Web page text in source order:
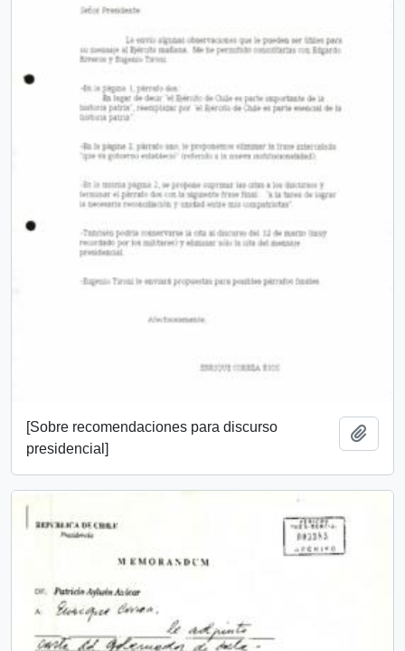
[Sobre recomendaciones para discurso
presidencial]